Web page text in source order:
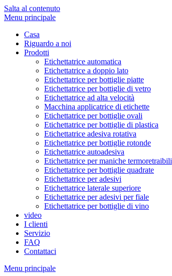
Salta al contenuto
Menu principale
Casa
Riguardo a noi
Prodotti
Etichettatrice automatica
Etichettatrice a doppio lato
Etichettatrice per bottiglie piatte
Etichettatrice per bottiglie di vetro
Etichettatrice ad alta velocità
Macchina applicatrice di etichette
Etichettatrice per bottiglie ovali
Etichettatrice per bottiglie di plastica
Etichettatrice adesiva rotativa
Etichettatrice per bottiglie rotonde
Etichettatrice autoadesiva
Etichettatrice per maniche termoretraibili
Etichettatrice per bottiglie quadrate
Etichettatrice per adesivi
Etichettatrice laterale superiore
Etichettatrice per adesivi per fiale
Etichettatrice per bottiglie di vino
video
I clienti
Servizio
FAQ
Contattaci
Menu principale